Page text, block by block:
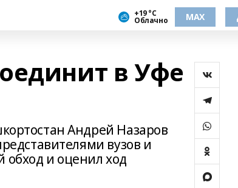
+19 °С
Облачно МАХ
в Уфе
Андрей Назаров
вузов и
и оценил ход